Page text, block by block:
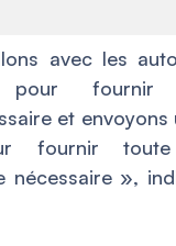
avec les
pour fournir
et envoyons
fournir toute
nécessaire »,